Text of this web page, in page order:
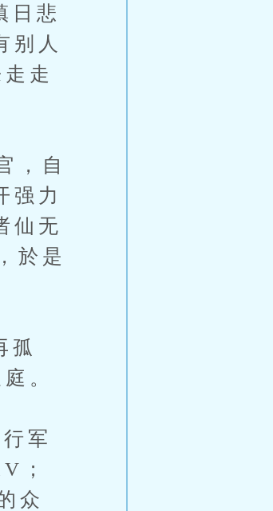
悲
别人
走
，自
强力
仙无
於是
。
军
；
众